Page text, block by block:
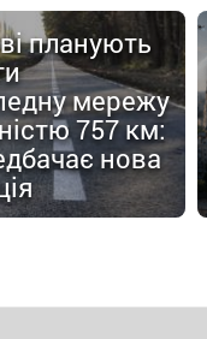
планують
мережу
757 км:
нова